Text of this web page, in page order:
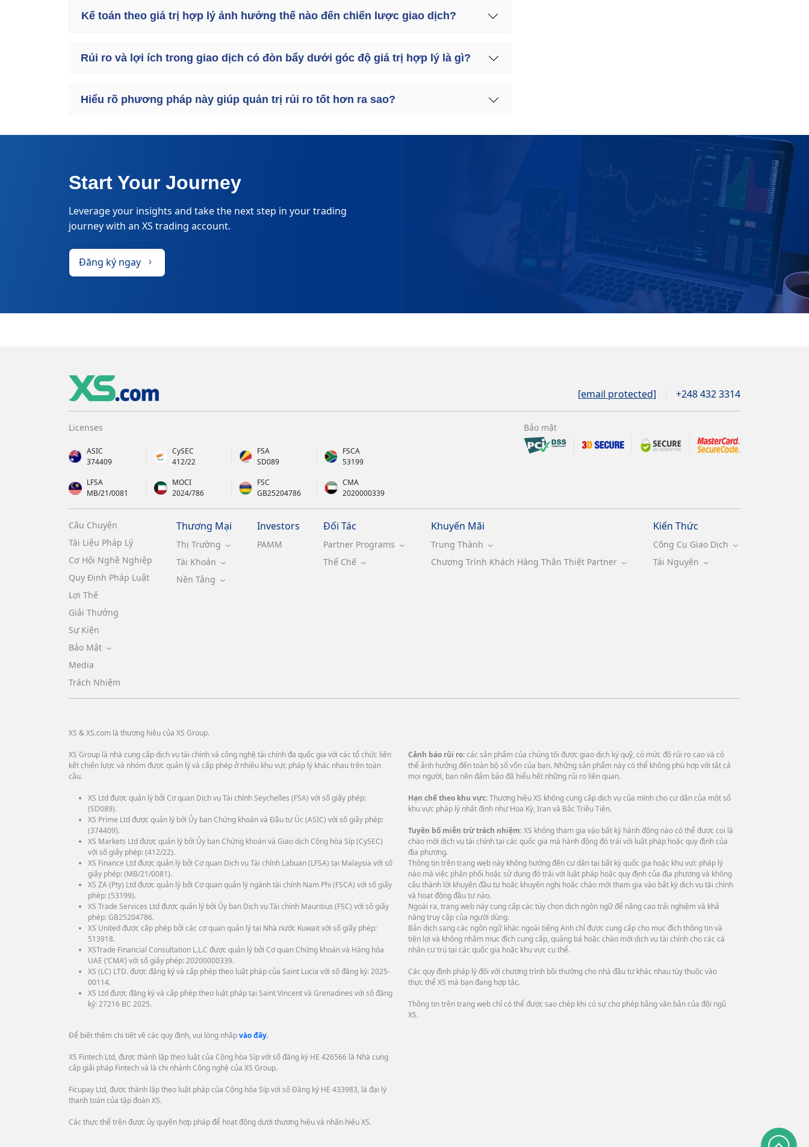
Kế toán theo giá trị hợp lý ảnh hưởng thế nào đến chiến lược giao dịch?
Rủi ro và lợi ích trong giao dịch có đòn bẩy dưới góc độ giá trị hợp lý là gì?
Hiểu rõ phương pháp này giúp quản trị rủi ro tốt hơn ra sao?
Start Your Journey
Leverage your insights and take the next step in your trading
journey with an XS trading account.
Đăng ký ngay
[email protected] +248 432 3314
Licenses
ASIC
374409
CySEC
412/22
FSA
SD089
FSCA
53199
LFSA
MB/21/0081
MOCI
2024/786
FSC
GB25204786
CMA
2020000339
Bảo mật
Câu Chuyện
Tài Liệu Pháp Lý
Cơ Hội Nghề Nghiệp
Quy Định Pháp Luật
Lợi Thế
Giải Thưởng
Sự Kiện
Bảo Mật
Media
Trách Nhiệm
Thương Mại
Thị Trường
Tài Khoản
Nền Tảng
Investors
PAMM
Đối Tác
Partner Programs
Thể Chế
Khuyến Mãi
Trung Thành
Chương Trình Khách Hàng Thân Thiết Partner
Kiến Thức
Công Cụ Giao Dịch
Tài Nguyên
XS & XS.com là thương hiệu của XS Group.
XS Group là nhà cung cấp dịch vụ tài chính và công nghệ tài chính đa quốc gia với các tổ chức liên
kết chiến lược và nhóm được quản lý và cấp phép ở nhiều khu vực pháp lý khác nhau trên toàn
cầu.
XS Ltd được quản lý bởi Cơ quan Dịch vụ Tài chính Seychelles (FSA) với số giấy phép:
(SD089).
XS Prime Ltd được quản lý bởi Ủy ban Chứng khoán và Đầu tư Úc (ASIC) với số giấy phép:
(374409).
XS Markets Ltd được quản lý bởi Ủy ban Chứng khoán và Giao dịch Cộng hòa Síp (CySEC)
với số giấy phép: (412/22).
XS Finance Ltd được quản lý bởi Cơ quan Dịch vụ Tài chính Labuan (LFSA) tại Malaysia với số
giấy phép: (MB/21/0081).
XS ZA (Pty) Ltd được quản lý bởi Cơ quan quản lý ngành tài chính Nam Phi (FSCA) với số giấy
phép: (53199).
XS Trade Services Ltd được quản lý bởi Ủy ban Dịch vụ Tài chính Mauritius (FSC) với số giấy
phép: GB25204786.
XS United được cấp phép bởi các cơ quan quản lý tại Nhà nước Kuwait với số giấy phép:
513918.
XSTrade Financial Consultation L.L.C được quản lý bởi Cơ quan Chứng khoán và Hàng hóa
UAE (‘CMA’) với số giấy phép: 20200000339.
XS (LC) LTD. được đăng ký và cấp phép theo luật pháp của Saint Lucia với số đăng ký: 2025-
00114.
XS Ltd được đăng ký và cấp phép theo luật pháp tại Saint Vincent và Grenadines với số đăng
ký: 27216 BC 2025.
Để biết thêm chi tiết về các quy định, vui lòng nhấpvào đây.
XS Fintech Ltd, được thành lập theo luật của Cộng hòa Síp với số đăng ký HE 426566 là Nhà cung
cấp giải pháp Fintech và là chi nhánh Công nghệ của XS Group.
Ficupay Ltd, được thành lập theo luật pháp của Cộng hòa Síp với số Đăng ký HE 433983, là đại lý
thanh toán của tập đoàn XS.
Các thực thể trên được ủy quyền hợp pháp để hoạt động dưới thương hiệu và nhãn hiệu XS.
Cảnh báo rủi ro:các sản phẩm của chúng tôi được giao dịch ký quỹ, có mức độ rủi ro cao và có
thể ảnh hưởng đến toàn bộ số vốn của bạn. Những sản phẩm này có thể không phù hợp với tất cả
mọi người, bạn nên đảm bảo đã hiểu hết những rủi ro liên quan.
Hạn chế theo khu vực:Thương hiệu XS không cung cấp dịch vụ của mình cho cư dân của một số
khu vực pháp lý nhất định như Hoa Kỳ, Iran và Bắc Triều Tiên.
Tuyên bố miễn trừ trách nhiệm:XS không tham gia vào bất kỳ hành động nào có thể được coi là
chào mời dịch vụ tài chính tại các quốc gia mà hành động đó trái với luật pháp hoặc quy định của
địa phương.
Thông tin trên trang web này không hướng đến cư dân tại bất kỳ quốc gia hoặc khu vực pháp lý
nào mà việc phân phối hoặc sử dụng đó trái với luật pháp hoặc quy định của địa phương và không
cấu thành lời khuyên đầu tư hoặc khuyến nghị hoặc chào mời tham gia vào bất kỳ dịch vụ tài chính
và hoạt động đầu tư nào.
Ngoài ra, trang web này cung cấp các tùy chọn dịch ngôn ngữ để nâng cao trải nghiệm và khả
năng truy cập của người dùng.
Bản dịch sang các ngôn ngữ khác ngoài tiếng Anh chỉ được cung cấp cho mục đích thông tin và
tiện lợi và không nhằm mục đích cung cấp, quảng bá hoặc chào mời dịch vụ tài chính cho các cá
nhân cư trú tại các quốc gia hoặc khu vực cụ thể.
Các quy định pháp lý đối với chương trình bồi thường cho nhà đầu tư khác nhau tùy thuộc vào
thực thể XS mà bạn đang hợp tác.
Thông tin trên trang web chỉ có thể được sao chép khi có sự cho phép bằng văn bản của đội ngũ
XS.